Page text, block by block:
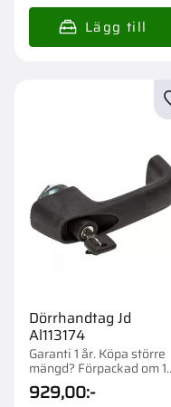
Dörrhandtag Jd
Al113174
Garanti 1 år. Köpa större
mängd? Förpackad om 1
st.
929,00:-